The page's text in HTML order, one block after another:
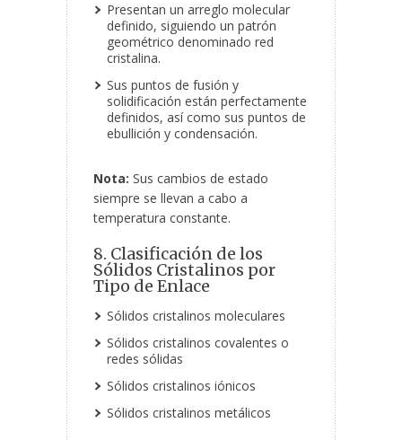
Presentan un arreglo molecular
definido, siguiendo un patrón
geométrico denominado red
cristalina.
Sus puntos de fusión y
solidificación están perfectamente
definidos, así como sus puntos de
ebullición y condensación.
Nota: Sus cambios de estado
siempre se llevan a cabo a
temperatura constante.
8. Clasificación de los
Sólidos Cristalinos por
Tipo de Enlace
Sólidos cristalinos moleculares
Sólidos cristalinos covalentes o
redes sólidas
Sólidos cristalinos iónicos
Sólidos cristalinos metálicos